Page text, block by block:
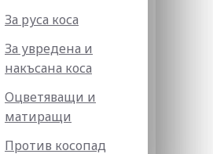
За руса коса
За увредена и
накъсана коса
Оцветяващи и
матиращи
Против косопад